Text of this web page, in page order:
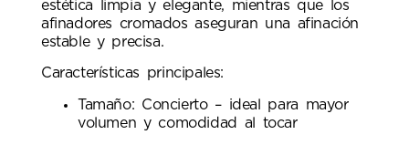
estética limpia y elegante, mientras que los
afinadores cromados aseguran una afinación
estable y precisa.
Características principales:
Tamaño: Concierto – ideal para mayor
volumen y comodidad al tocar